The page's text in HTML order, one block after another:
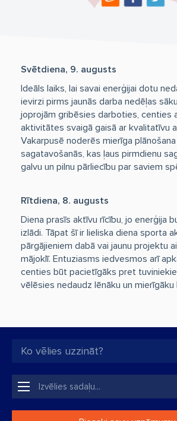
Svētdiena, 9. augusts
Ideāls laiks, lai savai enerģijai dotu
ievirzi pirms jaunās darba nedēļas
joprojām gribēsies darboties, centies
aktivitātes svaigā gaisā ar kvalitatīvu
Vakarpusē noderēs mierīga plānošana
sagatavošanās, kas ļaus pirmdienu
galvu un pilnu pārliecību par saviem
Rītdiena, 8. augusts
Diena prasīs aktīvu rīcību, jo enerģija
izlādi. Tāpat šī ir lieliska diena sporta
pārgājieniem dabā vai jaunu projektu
mājoklī. Entuziasms iedvesmos arī
centies būt pacietīgāks pret
vēlēsies nedaudz lēnāku un mierīgāku